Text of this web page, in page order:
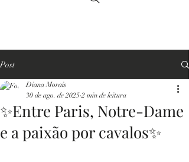
Post
✨Entre Paris, Notre-Dame
e a paixão por cavalos✨
Diana Morais
30 de ago. de 2025 2 min de leitura